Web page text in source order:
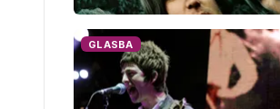
GLASBA